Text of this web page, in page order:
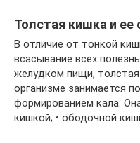
Толстая кишка и
В отличие от тонкой
всасывание всех
желудком пищи,
организме занимается
формированием кала.
кишкой; • ободочной